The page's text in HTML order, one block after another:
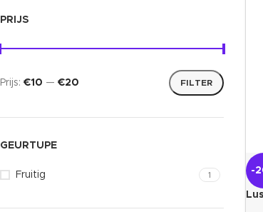
PRIJS
FILTER
Prijs: €10 — €20
GEURTUPE
Fruitig 1 -